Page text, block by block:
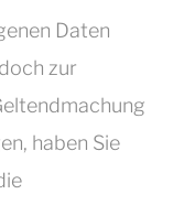
Daten
zur
haben Sie